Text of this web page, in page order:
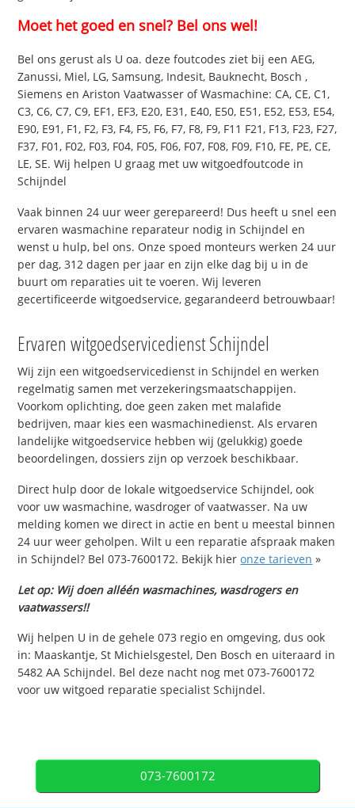
Moet het goed en snel? Bel ons wel!
Bel ons gerust als U oa. deze foutcodes ziet bij een AEG,
Zanussi, Miel, LG, Samsung, Indesit, Bauknecht, Bosch ,
Siemens en Ariston Vaatwasser of Wasmachine: CA, CE, C1,
C3, C6, C7, C9, EF1, EF3, E20, E31, E40, E50, E51, E52, E53, E54,
E90, E91, F1, F2, F3, F4, F5, F6, F7, F8, F9, F11 F21, F13, F23, F27,
F37, F01, F02, F03, F04, F05, F06, F07, F08, F09, F10, FE, PE, CE,
LE, SE. Wij helpen U graag met uw witgoedfoutcode in
Schijndel
Vaak binnen 24 uur weer gerepareerd! Dus heeft u snel een
ervaren wasmachine reparateur nodig in Schijndel en
wenst u hulp, bel ons. Onze spoed monteurs werken 24 uur
per dag, 312 dagen per jaar en zijn elke dag bij u in de
buurt om reparaties uit te voeren. Wij leveren
gecertificeerde witgoedservice, gegarandeerd betrouwbaar!
Ervaren witgoedservicedienst Schijndel
Wij zijn een witgoedservicedienst in Schijndel en werken
regelmatig samen met verzekeringsmaatschappijen.
Voorkom oplichting, doe geen zaken met malafide
bedrijven, maar kies een wasmachinedienst. Als ervaren
landelijke witgoedservice hebben wij (gelukkig) goede
beoordelingen, dossiers zijn op verzoek beschikbaar.
Direct hulp door de lokale witgoedservice Schijndel, ook
voor uw wasmachine, wasdroger of vaatwasser. Na uw
melding komen we direct in actie en bent u meestal binnen
24 uur weer geholpen. Wilt u een reparatie afspraak maken
in Schijndel? Bel 073-7600172. Bekijk hieronze tarieven »
Let op: Wij doen alléén wasmachines, wasdrogers en
vaatwassers!!
Wij helpen U in de gehele 073 regio en omgeving, dus ook
in: Maaskantje, St Michielsgestel, Den Bosch en uiteraard in
5482 AA Schijndel. Bel deze nacht nog met 073-7600172
voor uw witgoed reparatie specialist Schijndel.
073-7600172